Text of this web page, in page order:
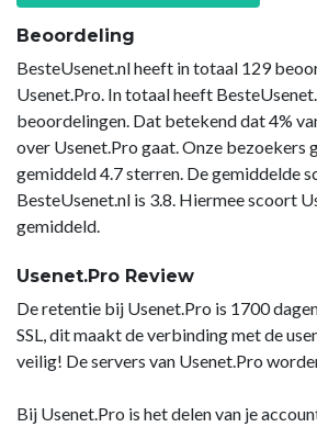
Beoordeling
BesteUsenet.nl heeft in totaal 129
Usenet.Pro. In totaal heeft
beoordelingen. Dat betekend dat 4%
over Usenet.Pro gaat. Onze bezoekers
gemiddeld 4.7 sterren. De gemiddelde
BesteUsenet.nl is 3.8. Hiermee scoort
gemiddeld.
Usenet.Pro Review
De retentie bij Usenet.Pro is 1700
SSL, dit maakt de verbinding met de
veilig! De servers van Usenet.Pro
Bij Usenet.Pro is het delen van je